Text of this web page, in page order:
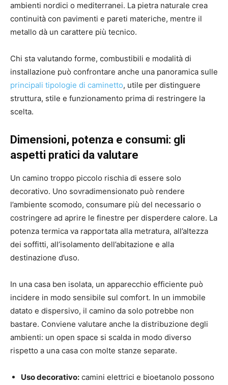
ambienti nordici o mediterranei. La pietra naturale crea
continuità con pavimenti e pareti materiche, mentre il
metallo dà un carattere più tecnico.
Chi sta valutando forme, combustibili e modalità di
installazione può confrontare anche una panoramica sulle
principali tipologie di caminetto, utile per distinguere
struttura, stile e funzionamento prima di restringere la
scelta.
Dimensioni, potenza e consumi: gli
aspetti pratici da valutare
Un camino troppo piccolo rischia di essere solo
decorativo. Uno sovradimensionato può rendere
l’ambiente scomodo, consumare più del necessario o
costringere ad aprire le finestre per disperdere calore. La
potenza termica va rapportata alla metratura, all’altezza
dei soffitti, all’isolamento dell’abitazione e alla
destinazione d’uso.
In una casa ben isolata, un apparecchio efficiente può
incidere in modo sensibile sul comfort. In un immobile
datato e dispersivo, il camino da solo potrebbe non
bastare. Conviene valutare anche la distribuzione degli
ambienti: un open space si scalda in modo diverso
rispetto a una casa con molte stanze separate.
Uso decorativo: camini elettrici e bioetanolo possono